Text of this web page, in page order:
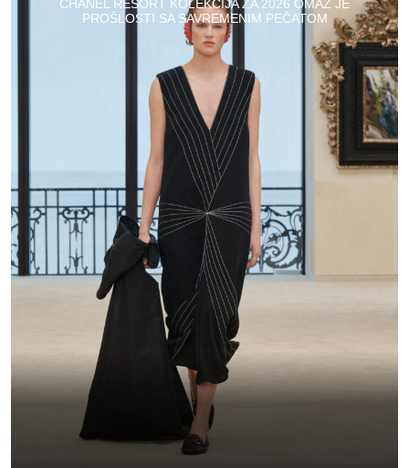
CHANEL RESORT KOLEKCIJA ZA 2026 OMAŽ JE
PROŠLOSTI SA SAVREMENIM PEČATOM